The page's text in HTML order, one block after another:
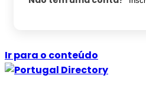
Ir para o conteúdo